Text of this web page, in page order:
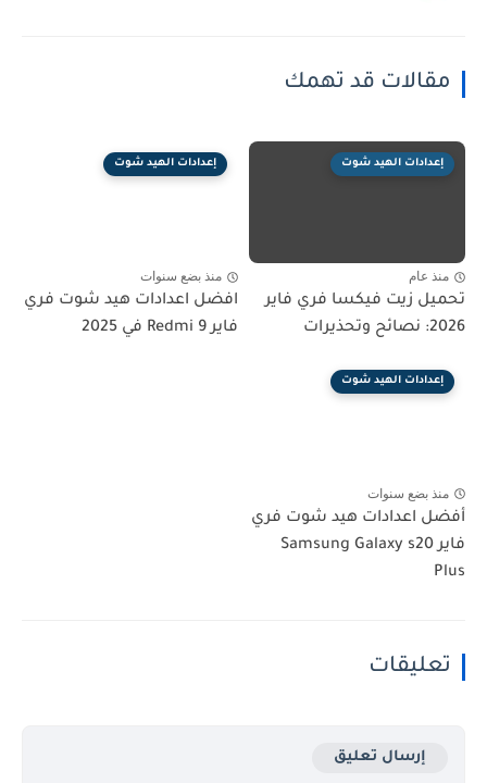
مقالات قد تهمك
إعدادات الهيد شوت
منذ عام
تحميل زيت فيكسا فري فاير
2026: نصائح وتحذيرات
إعدادات الهيد شوت
منذ بضع سنوات
افضل اعدادات هيد شوت فري
فاير Redmi 9 في 2025
إعدادات الهيد شوت
منذ بضع سنوات
أفضل اعدادات هيد شوت فري
فاير Samsung Galaxy s20
Plus
تعليقات
إرسال تعليق